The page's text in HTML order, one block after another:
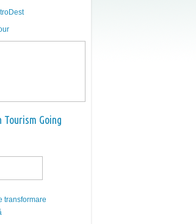
Tourism Going
transformare